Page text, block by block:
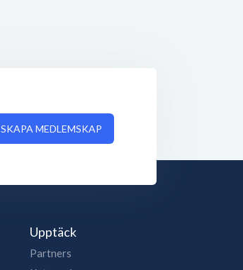
SKAPA MEDLEMSKAP
Upptäck
Partners